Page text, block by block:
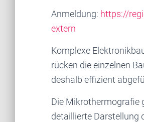
Anmeldung: https://
extern
Komplexe
rücken die einzelnen
deshalb effizient
Die Mikrothermografie
detaillierte Darstellung